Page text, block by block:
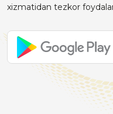
xizmatidan tezkor